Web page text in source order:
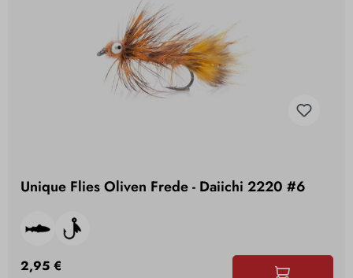
Unique Flies Oliven Frede - Daiichi 2220 #6
2,95 €